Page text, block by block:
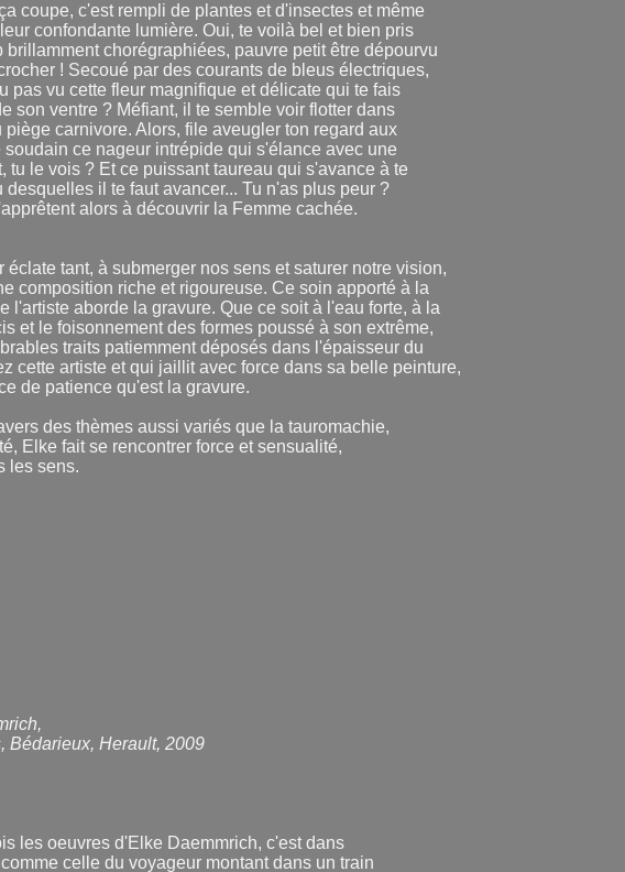
coupe, c'est rempli de plantes et d'insectes et même
confondante lumière. Oui, te voilà bel et bien pris
chorégraphiées, pauvre petit être dépourvu
! Secoué par des courants de bleus électriques,
pas vu cette fleur magnifique et délicate qui te fais
son ventre ? Méfiant, il te semble voir flotter dans
carnivore. Alors, file aveugler ton regard aux
ce nageur intrépide qui s'élance avec une
le vois ? Et ce puissant taureau qui s'avance à te
il te faut avancer... Tu n'as plus peur ?
alors à découvrir la Femme cachée.
tant, à submerger nos sens et saturer notre vision,
composition riche et rigoureuse. Ce soin apporté à la
aborde la gravure. Que ce soit à l'eau forte, à la
et le foisonnement des formes poussé à son extrême,
traits patiemment déposés dans l'épaisseur du
cette artiste et qui jaillit avec force dans sa belle peinture,
de patience qu'est la gravure.
des thèmes aussi variés que la tauromachie,
Elke fait se rencontrer force et sensualité,
les sens.
Bédarieux, Herault, 2009
les oeuvres d'Elke Daemmrich, c'est dans
celle du voyageur montant dans un train